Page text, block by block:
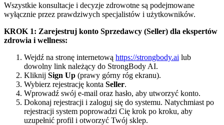
Wszystkie konsultacje i decyzje zdrowotne są podejmowane
wyłącznie przez prawdziwych specjalistów i użytkowników.
KROK 1: Zarejestruj konto Sprzedawcy (Seller) dla ekspertów
zdrowia i wellness:
Wejdź na stronę internetową https://strongbody.ai lub
dowolny link należący do StrongBody AI.
Kliknij Sign Up (prawy górny róg ekranu).
Wybierz rejestrację konta Seller.
Wprowadź swój e-mail oraz hasło, aby utworzyć konto.
Dokonaj rejestracji i zaloguj się do systemu. Natychmiast po
rejestracji system poprowadzi Cię krok po kroku, aby
uzupełnić profil i otworzyć Twój sklep.